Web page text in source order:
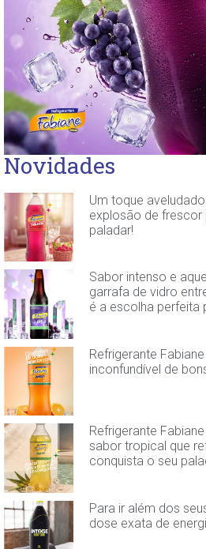
Novidades
Um toque
explosão de frescor
paladar!
Sabor intenso e
garrafa de vidro
é a escolha perfeita
Refrigerante
inconfundível de
Refrigerante
sabor tropical que
conquista o seu
Para ir além dos
dose exata de